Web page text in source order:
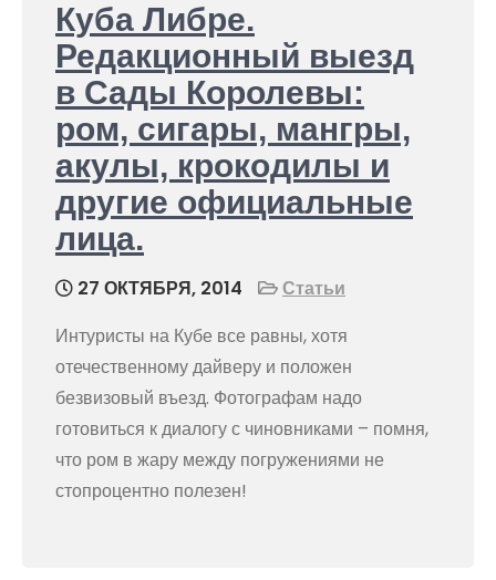
Куба Либре.
Редакционный выезд
в Сады Королевы:
ром, сигары, мангры,
акулы, крокодилы и
другие официальные
лица.
27 ОКТЯБРЯ, 2014
Статьи
Интуристы на Кубе все равны, хотя
отечественному дайверу и положен
безвизовый въезд. Фотографам надо
готовиться к диалогу с чиновниками – помня,
что ром в жару между погружениями не
стопроцентно полезен!